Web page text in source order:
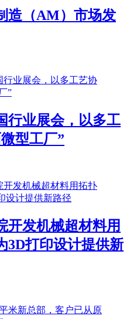
造（AM）市场发
行业展会，以多工
型工厂”
开发机械超材料用
3D打印设计提供新